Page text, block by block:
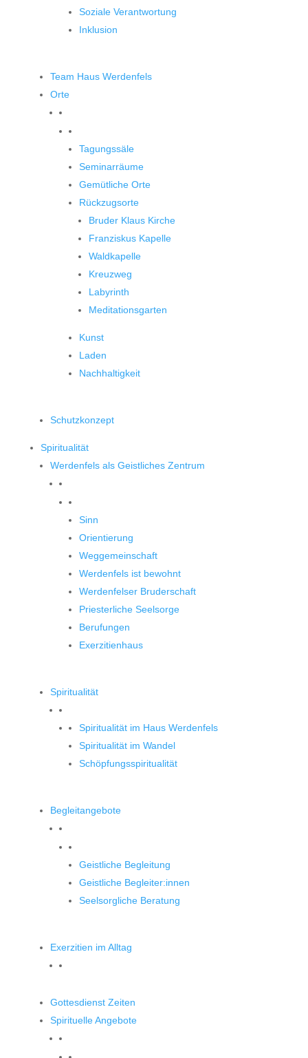
Soziale Verantwortung
Inklusion
Team Haus Werdenfels
Orte
Tagungssäle
Seminarräume
Gemütliche Orte
Rückzugsorte
Bruder Klaus Kirche
Franziskus Kapelle
Waldkapelle
Kreuzweg
Labyrinth
Meditationsgarten
Kunst
Laden
Nachhaltigkeit
Schutzkonzept
Spiritualität
Werdenfels als Geistliches Zentrum
Sinn
Orientierung
Weggemeinschaft
Werdenfels ist bewohnt
Werdenfelser Bruderschaft
Priesterliche Seelsorge
Berufungen
Exerzitienhaus
Spiritualität
Spiritualität im Haus Werdenfels
Spiritualität im Wandel
Schöpfungsspiritualität
Begleitangebote
Geistliche Begleitung
Geistliche Begleiter:innen
Seelsorgliche Beratung
Exerzitien im Alltag
Gottesdienst Zeiten
Spirituelle Angebote